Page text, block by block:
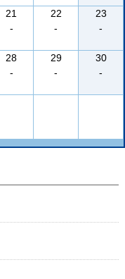
21
-
22
-
23
-
28
-
29
-
30
-